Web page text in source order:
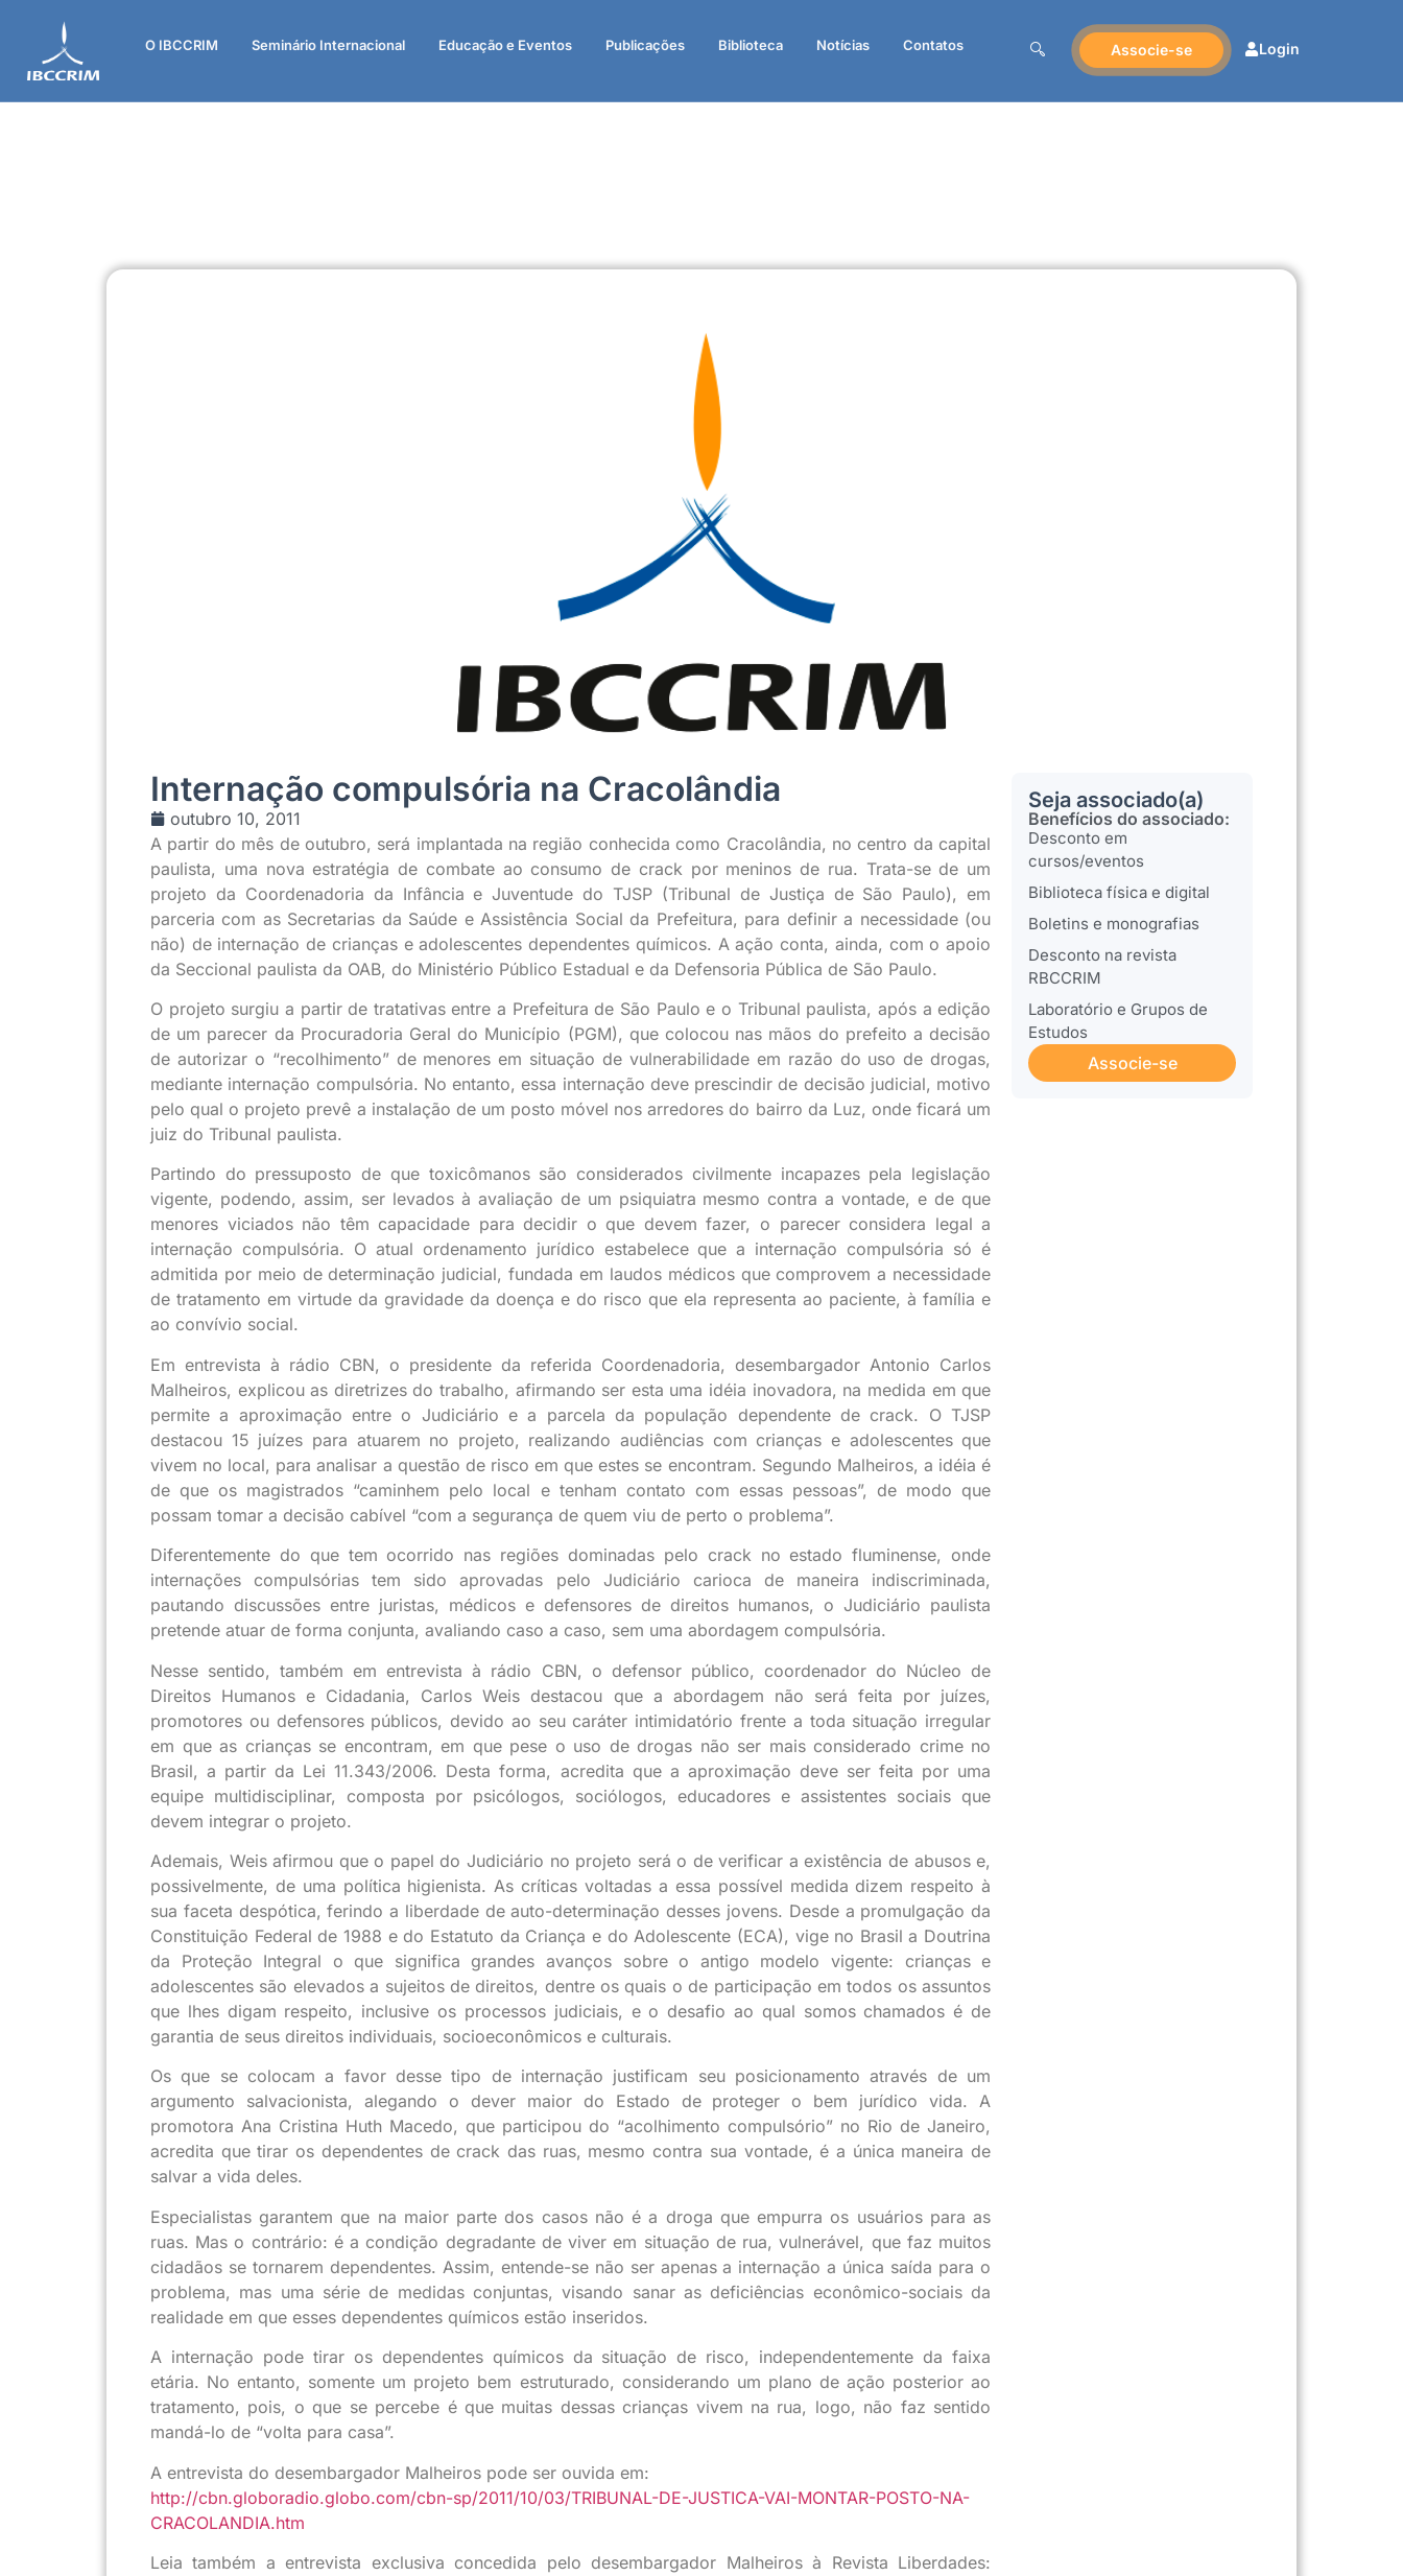
O IBCCRIM Seminário Internacional Educação e Eventos Publicações Biblioteca Notícias Contatos Associe-se Login
Internação compulsória na Cracolândia
outubro 10, 2011
A partir do mês de outubro, será implantada na região conhecida como Cracolândia, no centro da capital
paulista, uma nova estratégia de combate ao consumo de crack por meninos de rua. Trata-se de um
projeto da Coordenadoria da Infância e Juventude do TJSP (Tribunal de Justiça de São Paulo), em
parceria com as Secretarias da Saúde e Assistência Social da Prefeitura, para definir a necessidade (ou
não) de internação de crianças e adolescentes dependentes químicos. A ação conta, ainda, com o apoio
da Seccional paulista da OAB, do Ministério Público Estadual e da Defensoria Pública de São Paulo.
O projeto surgiu a partir de tratativas entre a Prefeitura de São Paulo e o Tribunal paulista, após a edição
de um parecer da Procuradoria Geral do Município (PGM), que colocou nas mãos do prefeito a decisão
de autorizar o “recolhimento” de menores em situação de vulnerabilidade em razão do uso de drogas,
mediante internação compulsória. No entanto, essa internação deve prescindir de decisão judicial, motivo
pelo qual o projeto prevê a instalação de um posto móvel nos arredores do bairro da Luz, onde ficará um
juiz do Tribunal paulista.
Partindo do pressuposto de que toxicômanos são considerados civilmente incapazes pela legislação
vigente, podendo, assim, ser levados à avaliação de um psiquiatra mesmo contra a vontade, e de que
menores viciados não têm capacidade para decidir o que devem fazer, o parecer considera legal a
internação compulsória. O atual ordenamento jurídico estabelece que a internação compulsória só é
admitida por meio de determinação judicial, fundada em laudos médicos que comprovem a necessidade
de tratamento em virtude da gravidade da doença e do risco que ela representa ao paciente, à família e
ao convívio social.
Em entrevista à rádio CBN, o presidente da referida Coordenadoria, desembargador Antonio Carlos
Malheiros, explicou as diretrizes do trabalho, afirmando ser esta uma idéia inovadora, na medida em que
permite a aproximação entre o Judiciário e a parcela da população dependente de crack. O TJSP
destacou 15 juízes para atuarem no projeto, realizando audiências com crianças e adolescentes que
vivem no local, para analisar a questão de risco em que estes se encontram. Segundo Malheiros, a idéia é
de que os magistrados “caminhem pelo local e tenham contato com essas pessoas”, de modo que
possam tomar a decisão cabível “com a segurança de quem viu de perto o problema”.
Diferentemente do que tem ocorrido nas regiões dominadas pelo crack no estado fluminense, onde
internações compulsórias tem sido aprovadas pelo Judiciário carioca de maneira indiscriminada,
pautando discussões entre juristas, médicos e defensores de direitos humanos, o Judiciário paulista
pretende atuar de forma conjunta, avaliando caso a caso, sem uma abordagem compulsória.
Nesse sentido, também em entrevista à rádio CBN, o defensor público, coordenador do Núcleo de
Direitos Humanos e Cidadania, Carlos Weis destacou que a abordagem não será feita por juízes,
promotores ou defensores públicos, devido ao seu caráter intimidatório frente a toda situação irregular
em que as crianças se encontram, em que pese o uso de drogas não ser mais considerado crime no
Brasil, a partir da Lei 11.343/2006. Desta forma, acredita que a aproximação deve ser feita por uma
equipe multidisciplinar, composta por psicólogos, sociólogos, educadores e assistentes sociais que
devem integrar o projeto.
Ademais, Weis afirmou que o papel do Judiciário no projeto será o de verificar a existência de abusos e,
possivelmente, de uma política higienista. As críticas voltadas a essa possível medida dizem respeito à
sua faceta despótica, ferindo a liberdade de auto-determinação desses jovens. Desde a promulgação da
Constituição Federal de 1988 e do Estatuto da Criança e do Adolescente (ECA), vige no Brasil a Doutrina
da Proteção Integral o que significa grandes avanços sobre o antigo modelo vigente: crianças e
adolescentes são elevados a sujeitos de direitos, dentre os quais o de participação em todos os assuntos
que lhes digam respeito, inclusive os processos judiciais, e o desafio ao qual somos chamados é de
garantia de seus direitos individuais, socioeconômicos e culturais.
Os que se colocam a favor desse tipo de internação justificam seu posicionamento através de um
argumento salvacionista, alegando o dever maior do Estado de proteger o bem jurídico vida. A
promotora Ana Cristina Huth Macedo, que participou do “acolhimento compulsório” no Rio de Janeiro,
acredita que tirar os dependentes de crack das ruas, mesmo contra sua vontade, é a única maneira de
salvar a vida deles.
Especialistas garantem que na maior parte dos casos não é a droga que empurra os usuários para as
ruas. Mas o contrário: é a condição degradante de viver em situação de rua, vulnerável, que faz muitos
cidadãos se tornarem dependentes. Assim, entende-se não ser apenas a internação a única saída para o
problema, mas uma série de medidas conjuntas, visando sanar as deficiências econômico-sociais da
realidade em que esses dependentes químicos estão inseridos.
A internação pode tirar os dependentes químicos da situação de risco, independentemente da faixa
etária. No entanto, somente um projeto bem estruturado, considerando um plano de ação posterior ao
tratamento, pois, o que se percebe é que muitas dessas crianças vivem na rua, logo, não faz sentido
mandá-lo de “volta para casa”.
A entrevista do desembargador Malheiros pode ser ouvida em:
http://cbn.globoradio.globo.com/cbn-sp/2011/10/03/TRIBUNAL-DE-JUSTICA-VAI-MONTAR-POSTO-NA-
CRACOLANDIA.htm
Leia também a entrevista exclusiva concedida pelo desembargador Malheiros à Revista Liberdades:
Seja associado(a)
Benefícios do associado:
Desconto em
cursos/eventos
Biblioteca física e digital
Boletins e monografias
Desconto na revista
RBCCRIM
Laboratório e Grupos de
Estudos
Associe-se